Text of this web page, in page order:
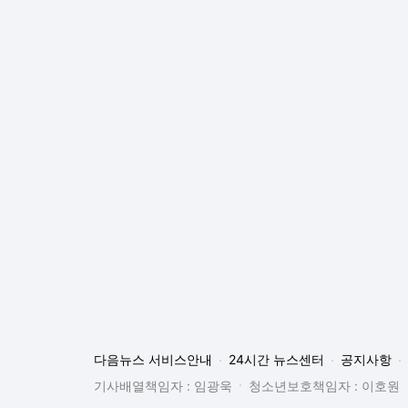
다음뉴스 서비스안내 24시간 뉴스센터 공지사항
기사배열책임자 : 임광욱
청소년보호책임자 : 이호원